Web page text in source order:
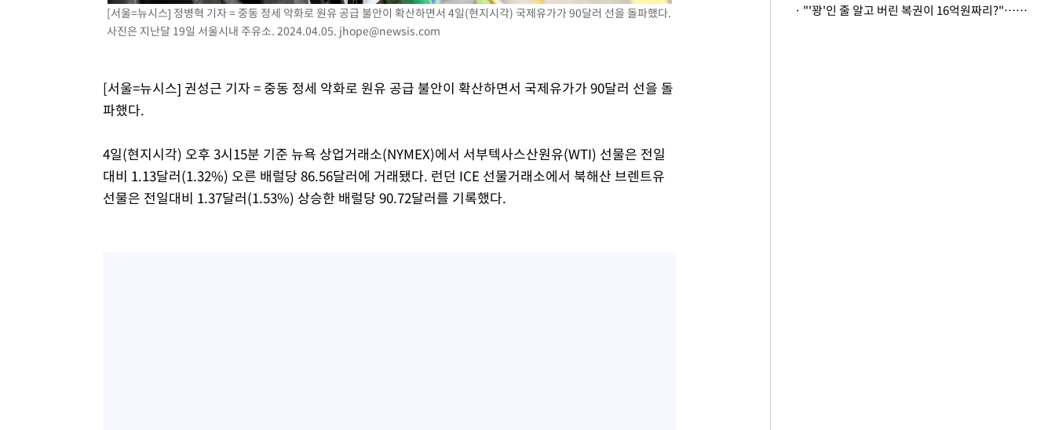
"얼마나 더웠으면"…안동 물길공원서 헤엄친 구렁이 '소동'
손흥민, 68분 뛰고 2경기 침묵…LAFC, 톨루카에 1-0 승리(종합)
이강인, 오늘 서울서 AT마드리드 입단식…'전례 없는 특급대우'
'여긴 20도, 저긴 50도'…열화상 카메라로 본 폭염 저감시설 '온도차'
튀르키예 외무장관, "메카 3국 방위협정은 이란이 목표 아냐 " 밝혀
이군이 불법 군시설 건설한 레바논 남부에서 레바논군 3명 폭발로 부상
[서울=뉴시스] 정병혁 기자 = 중동 정세 악화로 원유 공급 불안이 확산하면서 4일(현지시각) 국제유가가 90달러 선을 돌파했다.
사진은 지난달 19일 서울시내 주유소. 2024.04.05. jhope@newsis.com
[서울=뉴시스] 권성근 기자 = 중동 정세 악화로 원유 공급 불안이 확산하면서 국제유가가 90달러 선을 돌
파했다.
4일(현지시각) 오후 3시15분 기준 뉴욕 상업거래소(NYMEX)에서 서부텍사스산원유(WTI) 선물은 전일
대비 1.13달러(1.32%) 오른 배럴당 86.56달러에 거래됐다. 런던 ICE 선물거래소에서 북해산 브렌트유
선물은 전일대비 1.37달러(1.53%) 상승한 배럴당 90.72달러를 기록했다.
· "'꽝'인 줄 알고 버린 복권이 16억원짜리?"…극적으로 되찾은 사연